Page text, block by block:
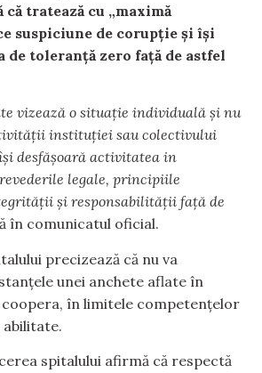
tratează cu „maximă
suspiciune de corupție și își
toleranță zero față de astfel
vizează o situație individuală și nu
instituției sau colectivului
desfășoară activitatea in
legale, principiile
și responsabilității față de
în comunicatul oficial.
precizează că nu va
unei anchete aflate în
coopera, în limitele competențelor
abilitate.
spitalului afirmă că respectă